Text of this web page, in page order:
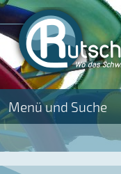
Menü und Suche